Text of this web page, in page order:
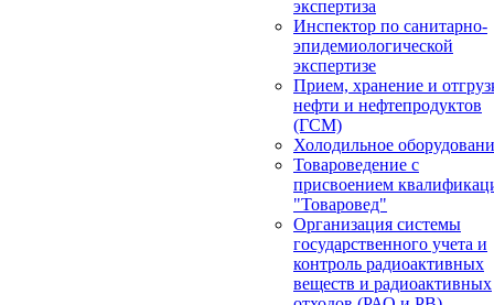
экспертиза
Инспектор по санитарно-
эпидемиологической
экспертизе
Прием, хранение и
нефти и нефтепродуктов
(ГСМ)
Холодильное
Товароведение с
присвоением
"Товаровед"
Организация системы
государственного учета и
контроль радиоактивных
веществ и радиоактивных